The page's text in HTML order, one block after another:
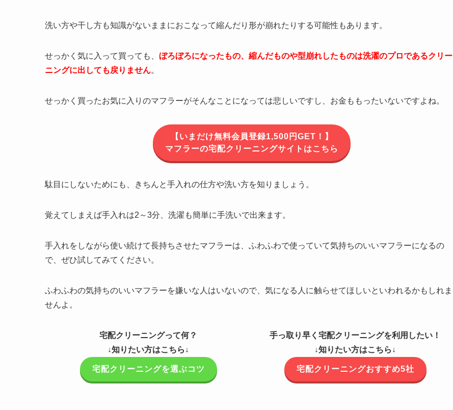
洗い方や干し方も知識がないままにおこなって縮んだり形が崩れたりする可能性もあります。
せっかく気に入って買っても、 ぼろぼろになったもの、縮んだものや型崩れしたものは洗濯のプロであるクリー
ニングに出しても戻りません。
せっかく買ったお気に入りのマフラーがそんなことになっては悲しいですし、お金ももったいないですよね。
【いまだけ無料会員登録1,500円GET！】
マフラーの宅配クリーニングサイトはこちら
駄目にしないためにも、きちんと手入れの仕方や洗い方を知りましょう。
覚えてしまえば手入れは2～3分、洗濯も簡単に手洗いで出来ます。
手入れをしながら使い続けて長持ちさせたマフラーは、ふわふわで使っていて気持ちのいいマフラーになるの
で、ぜひ試してみてください。
ふわふわの気持ちのいいマフラーを嫌いな人はいないので、気になる人に触らせてほしいといわれるかもしれま
せんよ。
宅配クリーニングって何？
↓知りたい方はこちら↓
宅配クリーニングを選ぶコツ
手っ取り早く宅配クリーニングを利用したい！
↓知りたい方はこちら↓
宅配クリーニングおすすめ5社